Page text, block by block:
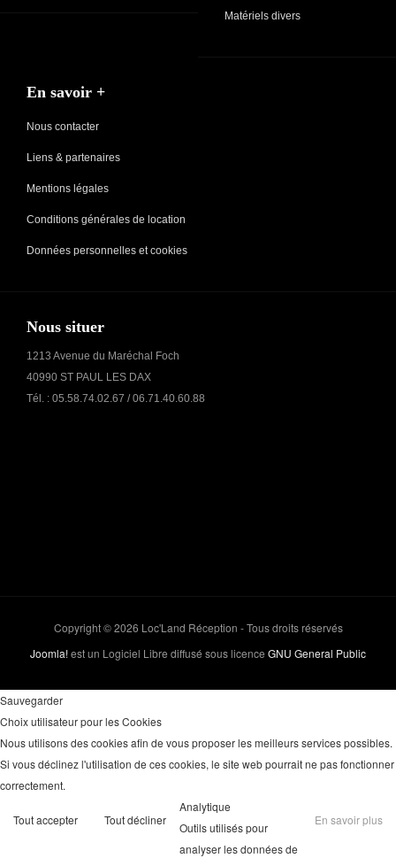
Matériels divers
En savoir +
Nous contacter
Liens & partenaires
Mentions légales
Conditions générales de location
Données personnelles et cookies
Nous situer
1213 Avenue du Maréchal Foch
40990 ST PAUL LES DAX
Tél. : 05.58.74.02.67 / 06.71.40.60.88
Copyright © 2026 Loc'Land Réception - Tous droits réservés
Joomla!est un Logiciel Libre diffusé sous licence GNU General Public
Sauvegarder
Choix utilisateur pour les Cookies
Nous utilisons des cookies afin de vous proposer les meilleurs services possibles.
Si vous déclinez l'utilisation de ces cookies, le site web pourrait ne pas fonctionner
correctement.
Tout accepter Tout décliner En savoir plus
Analytique
Outils utilisés pour
analyser les données de